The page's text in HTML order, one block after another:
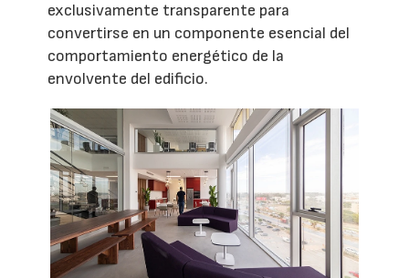
exclusivamente transparente para
convertirse en un componente esencial del
comportamiento energético de la
envolvente del edificio.